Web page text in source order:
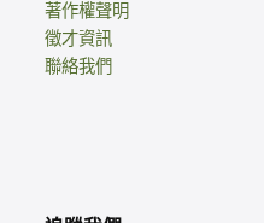
著作權聲明
徵才資訊
聯絡我們